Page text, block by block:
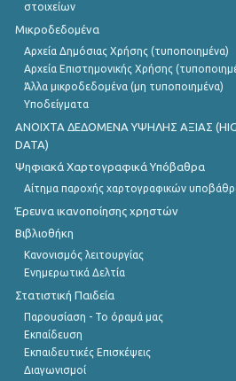
στοιχείων
Μικροδεδομένα
Αρχεία Δημόσιας Χρήσης (τυποποιημένα)
Αρχεία Επιστημονικής Χρήσης
Άλλα μικροδεδομένα (μη τυποποιημένα)
Υποδείγματα
ANOIXTA ΔΕΔΟΜΕΝΑ ΥΨΗΛΗΣ ΑΞΙΑΣ
DATA)
Ψηφιακά Χαρτογραφικά Υπόβαθρα
Αίτημα παροχής χαρτογραφικών
Έρευνα ικανοποίησης χρηστών
Βιβλιοθήκη
Κανονισμός λειτουργίας
Ενημερωτικά Δελτία
Στατιστική Παιδεία
Παρουσίαση - Το όραμά μας
Εκπαίδευση
Εκπαιδευτικές Επισκέψεις
Διαγωνισμοί